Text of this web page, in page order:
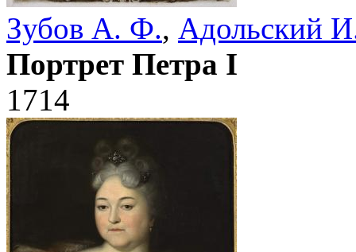
Зубов А. Ф., Адольский
Портрет Петра I
1714